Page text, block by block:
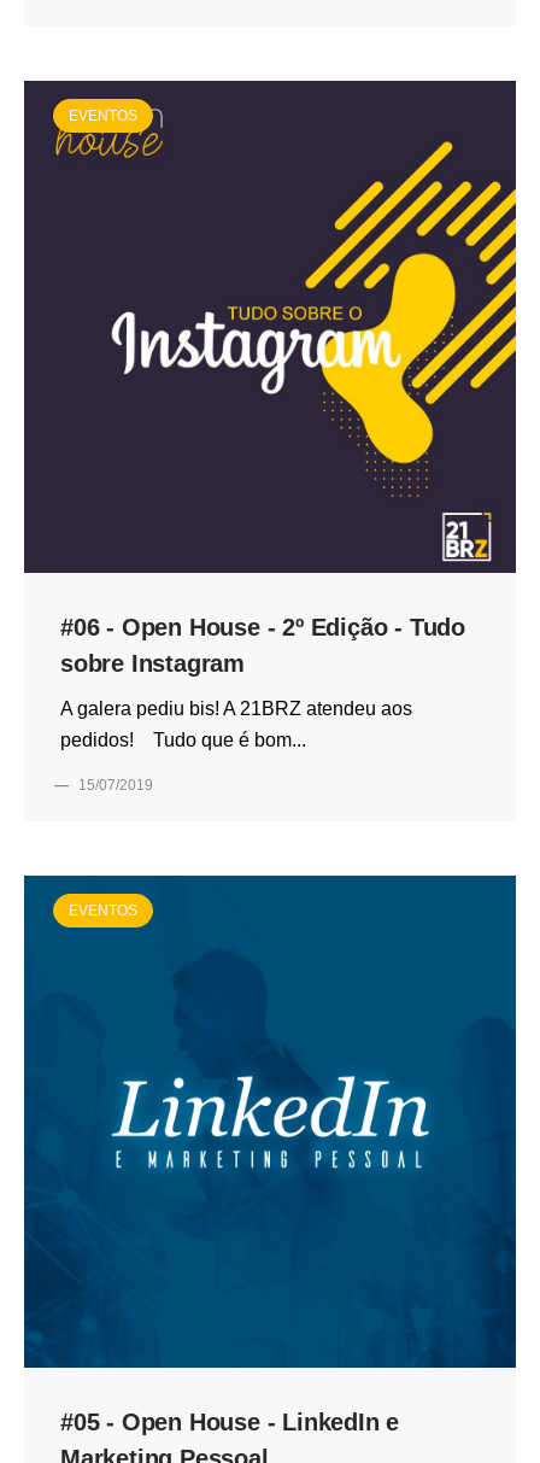
EVENTOS
#06 - Open House - 2º Edição - Tudo
sobre Instagram
A galera pediu bis! A 21BRZ atendeu aos
pedidos! Tudo que é bom...
— 15/07/2019
EVENTOS
#05 - Open House - LinkedIn e
Marketing Pessoal